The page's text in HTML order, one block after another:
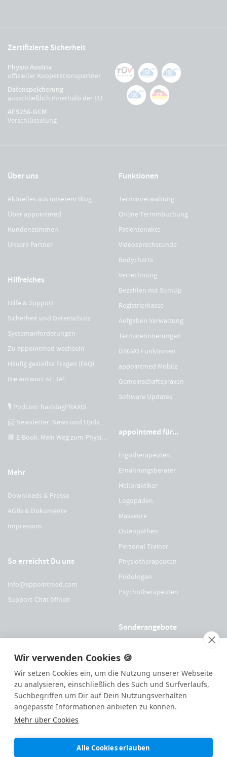
Wir verwenden Cookies 🍪
Wir setzen Cookies ein, um die Nutzung unserer Webseite
zu analysieren, einschließlich des Such und Surfverlaufs,
Suchbegriffen um Dir auf Dein Nutzungsverhalten
angepasste Informationen anbieten zu können.
Mehr über Cookies
Alle Cookies erlauben
Zertifizierte Sicherheit
Physio Austria
offizieller Kooperationspartner
Datenspeicherung
ausschließlich innerhalb der EU
AES256-GCM
Verschlüsselung
Über uns
Aktuelles aus unserem Blog
Über appointmed
Kundenstimmen
Unsere Partner
Hilfreiches
Hilfe & Support
Sicherheit und Datenschutz
Systemanforderungen
Zu appointmed wechseln
Häufig gestellte Fragen (FAQ)
Die Antwort ist: JA!
🎙 Podcast: hashtagPRAXIS
📨 Newsletter: News und Updates
📘 E-Book: Mein Weg zum Physiotherapeuten
Mehr
Downloads & Presse
AGBs & Dokumente
Impressum
So erreichst Du uns
info@appointmed.com
Support-Chat öffnen
Funktionen
Terminverwaltung
Online Terminbuchung
Patientenakte
Videosprechstunde
Bodycharts
Verrechnung
Bezahlen mit SumUp
Registrierkasse
Aufgaben Verwaltung
Terminerinnerungen
DSGVO Funktionen
appointmed Mobile
Gemeinschaftspraxen
Software Updates
appointmed für...
Ergotherapeuten
Ernährungsberater
Heilpraktiker
Logopäden
Masseure
Osteopathen
Personal Trainer
Physiotherapeuten
Podologen
Psychotherapeuten
Sonderangebote
Für OEGO Mitglieder
Für VDOE Mitglieder